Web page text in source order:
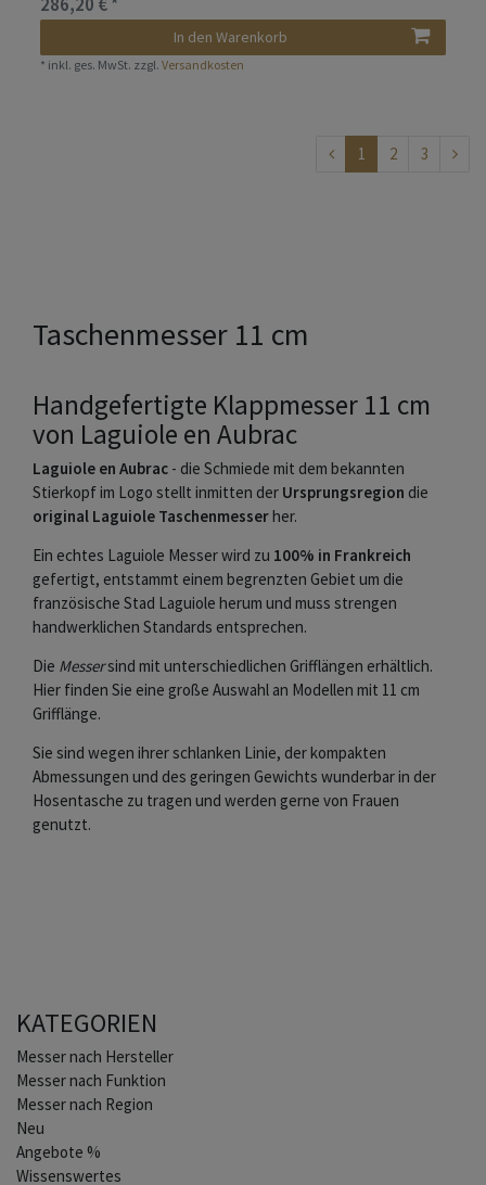
In den Warenkorb
* inkl. ges. MwSt. zzgl.Versandkosten
1 2 3
Taschenmesser 11 cm
Handgefertigte Klappmesser 11 cm
von Laguiole en Aubrac
Laguiole en Aubrac - die Schmiede mit dem bekannten
Stierkopf im Logo stellt inmitten der Ursprungsregion die
original Laguiole Taschenmesserher.
Ein echtes Laguiole Messer wird zu 100% in Frankreich
gefertigt, entstammt einem begrenzten Gebiet um die
französische Stad Laguiole herum und muss strengen
handwerklichen Standards entsprechen.
Die Messersind mit unterschiedlichen Grifflängen erhältlich.
Hier finden Sie eine große Auswahl an Modellen mit 11 cm
Grifflänge.
Sie sind wegen ihrer schlanken Linie, der kompakten
Abmessungen und des geringen Gewichts wunderbar in der
Hosentasche zu tragen und werden gerne von Frauen
genutzt.
KATEGORIEN
Home
Messer nach Hersteller
Messer nach Funktion
Messer nach Region
Neu
Angebote %
Wissenswertes